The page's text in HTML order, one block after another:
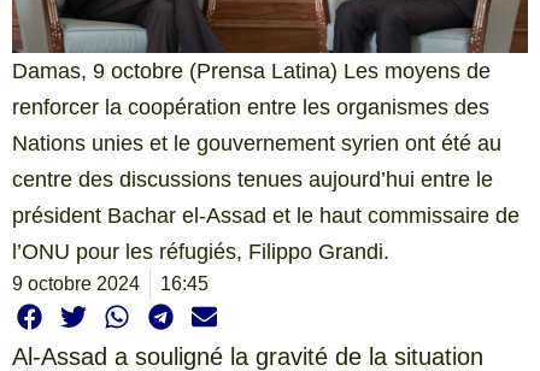
Damas, 9 octobre (Prensa Latina) Les moyens de
renforcer la coopération entre les organismes des
Nations unies et le gouvernement syrien ont été au
centre des discussions tenues aujourd’hui entre le
président Bachar el-Assad et le haut commissaire de
l’ONU pour les réfugiés, Filippo Grandi.
9 octobre 2024 16:45
Al-Assad a souligné la gravité de la situation